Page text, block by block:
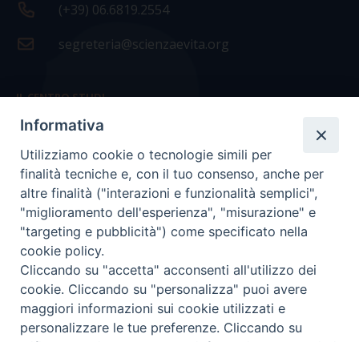
(+39) 06.6819.2554
segreteria@scienzaevita.org
IL CENTRO STUDI
La nostra storia
Statuto
Presidenza e ufficio presidenza
Consiglio scientifico
Coordinamento nazionale
Informativa
Utilizziamo cookie o tecnologie simili per
finalità tecniche e, con il tuo consenso, anche per
altre finalità ("interazioni e funzionalità semplici",
"miglioramento dell'esperienza", "misurazione" e
"targeting e pubblicità") come specificato nella
cookie policy.
Cliccando su "accetta" acconsenti all'utilizzo dei
cookie. Cliccando su "personalizza" puoi avere
maggiori informazioni sui cookie utilizzati e
personalizzare le tue preferenze. Cliccando su